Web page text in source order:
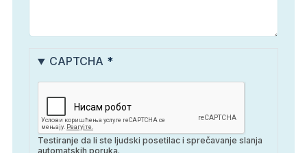
CAPTCHA
Testiranje da li ste ljudski posetilac i sprečavanje slanja
automatskih poruka.